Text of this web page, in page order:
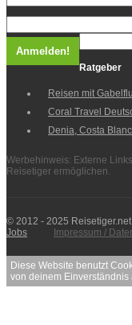
Ratgeber
Reisen mit
Coral Travel
Denia, Costa
Werbehinweis: Externe
Reisetiger ermöglichen.
© 2012 - 2025
Jobs
Impressum /
Diese Website benutzt
von deinem Einverständnis